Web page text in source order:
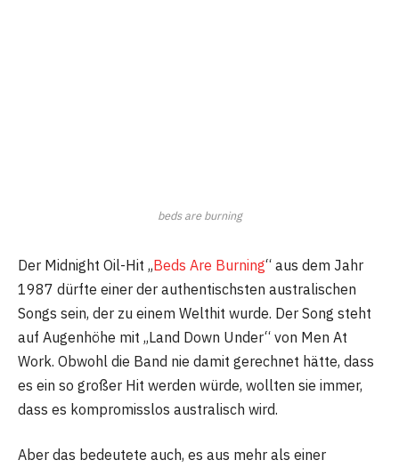
beds are burning
Der Midnight Oil-Hit „Beds Are Burning“ aus dem Jahr
1987 dürfte einer der authentischsten australischen
Songs sein, der zu einem Welthit wurde. Der Song steht
auf Augenhöhe mit „Land Down Under“ von Men At
Work. Obwohl die Band nie damit gerechnet hätte, dass
es ein so großer Hit werden würde, wollten sie immer,
dass es kompromisslos australisch wird.
Aber das bedeutete auch, es aus mehr als einer